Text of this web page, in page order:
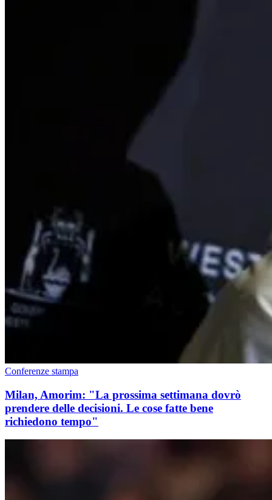
Conferenze stampa
Milan, Amorim: "La prossima settimana dovrò
prendere delle decisioni. Le cose fatte bene
richiedono tempo"